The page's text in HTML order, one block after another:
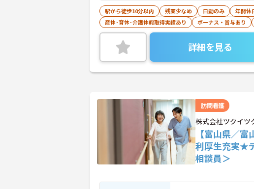
駅から徒歩10分以内 残業少なめ 日勤のみ 年間休
産休･育休･介護休暇取得実績あり
ボーナス・賞与あり
詳細を見る
訪問看護
株式会社ツクイツ
【富山県／
利厚生充実★
相談員＞